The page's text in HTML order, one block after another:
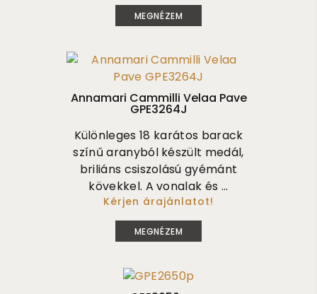
MEGNÉZEM
Annamari Cammilli Velaa Pave
GPE3264J
Különleges 18 karátos barack
színű aranyból készült medál,
briliáns csiszolású gyémánt
kövekkel. A vonalak és ...
Kérjen árajánlatot!
MEGNÉZEM